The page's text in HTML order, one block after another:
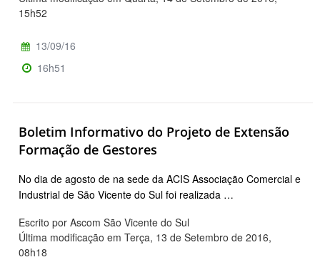
15h52
13/09/16
16h51
Boletim Informativo do Projeto de Extensão
Formação de Gestores
No dia de agosto de na sede da ACIS Associação Comercial e
Industrial de São Vicente do Sul foi realizada …
Escrito por Ascom São Vicente do Sul
Última modificação em Terça, 13 de Setembro de 2016,
08h18